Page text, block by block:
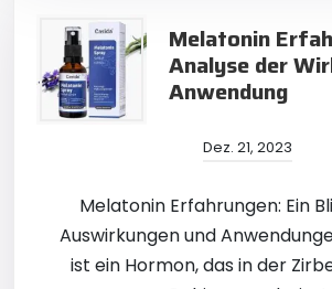
Melatonin
Analyse der
Anwendung
Dez. 21, 2023
Melatonin Erfahrungen: Ein
Auswirkungen und
ist ein Hormon, das in der